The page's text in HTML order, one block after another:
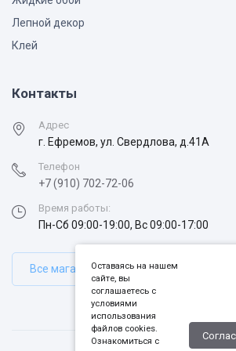
Лепной декор
Клей
Контакты
Адрес
г. Ефремов, ул. Свердлова, д.41А
Телефон
+7 (910) 702-72-06
Время работы:
Пн-Сб 09:00-19:00, Вс 09:00-17:00
Все магазиныОставаясь на нашем
сайте, вы
соглашаетесь с
условиями
использования
файлов cookies.
Ознакомиться с